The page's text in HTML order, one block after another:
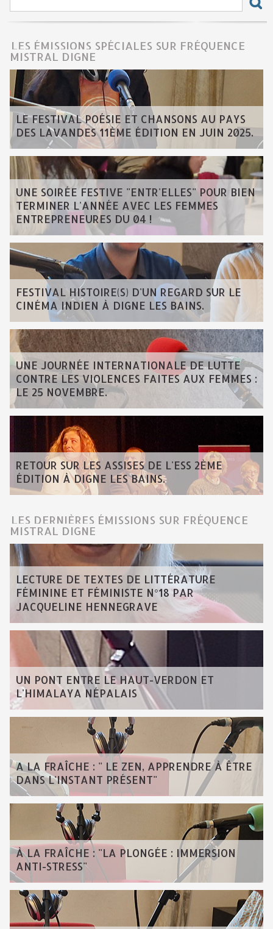
LES ÉMISSIONS SPÉCIALES SUR FRÉQUENCE
MISTRAL DIGNE
LE FESTIVAL POÉSIE ET CHANSONS AU PAYS
DES LAVANDES 11ÈME ÉDITION EN JUIN 2025.
UNE SOIRÉE FESTIVE "ENTR'ELLES" POUR BIEN
TERMINER L'ANNÉE AVEC LES FEMMES
ENTREPRENEURES DU 04 !
FESTIVAL HISTOIRE(S) D'UN REGARD SUR LE
CINÉMA INDIEN À DIGNE LES BAINS.
UNE JOURNÉE INTERNATIONALE DE LUTTE
CONTRE LES VIOLENCES FAITES AUX FEMMES :
LE 25 NOVEMBRE.
RETOUR SUR LES ASSISES DE L'ESS 2ÈME
ÉDITION À DIGNE LES BAINS.
LES DERNIÈRES ÉMISSIONS SUR FRÉQUENCE
MISTRAL DIGNE
LECTURE DE TEXTES DE LITTÉRATURE
FÉMININE ET FÉMINISTE N°18 PAR
JACQUELINE HENNEGRAVE
UN PONT ENTRE LE HAUT-VERDON ET
L'HIMALAYA NÉPALAIS
A LA FRAÎCHE : " LE ZEN, APPRENDRE À ÊTRE
DANS L'INSTANT PRÉSENT"
À LA FRAÎCHE : "LA PLONGÉE : IMMERSION
ANTI-STRESS"